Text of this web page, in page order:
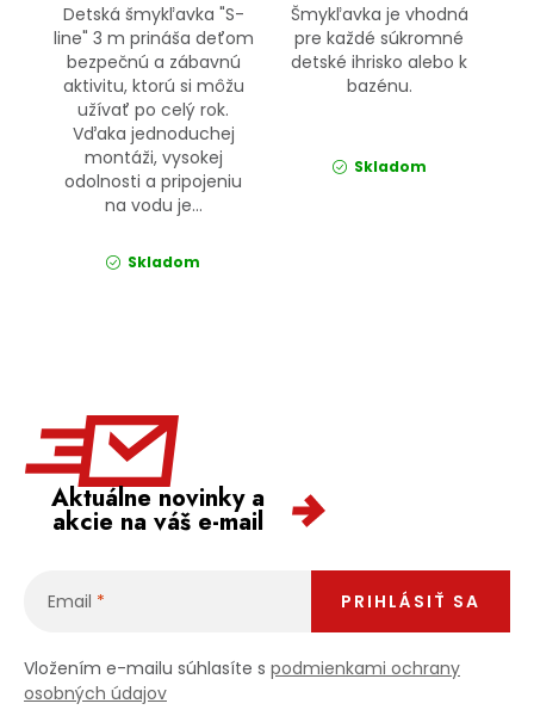
Detská šmykľavka "S-
line" 3 m prináša deťom
bezpečnú a zábavnú
aktivitu, ktorú si môžu
užívať po celý rok.
Vďaka jednoduchej
montáži, vysokej
odolnosti a pripojeniu
na vodu je...
Skladom
Šmykľavka je vhodná
pre každé súkromné
detské ihrisko alebo k
bazénu.
Skladom
Aktuálne novinky a
akcie na váš e-mail
Email
Vložením e-mailu súhlasíte s podmienkami ochrany
osobných údajov
PRIHLÁSIŤ SA